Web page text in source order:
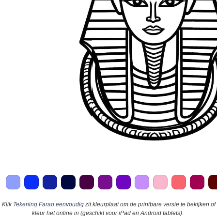
Klik Tekening Farao eenvoudigzit kleurplaat om de printbare versie te bekijken of
kleur het online in (geschikt voor iPad en Android tablets).